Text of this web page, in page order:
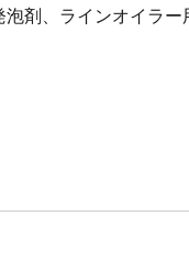
剤、ラインオイラ